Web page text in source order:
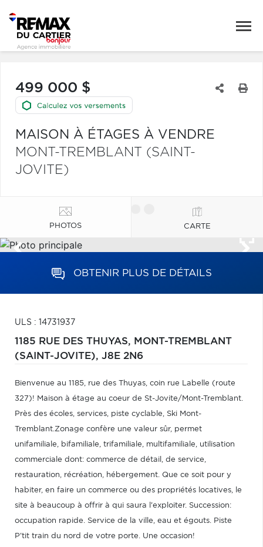
499 000 $
MAISON À ÉTAGES À VENDRE
MONT-TREMBLANT (SAINT-
JOVITE)
PHOTOS CARTE
OBTENIR PLUS DE DÉTAILS
ULS : 14731937
1185 RUE DES THUYAS, MONT-TREMBLANT
(SAINT-JOVITE), J8E 2N6
Bienvenue au 1185, rue des Thuyas, coin rue Labelle (route
327)! Maison à étage au coeur de St-Jovite/Mont-Tremblant.
Près des écoles, services, piste cyclable, Ski Mont-
Tremblant.Zonage confère une valeur sûr, permet
unifamiliale, bifamiliale, trifamiliale, multifamiliale, utilisation
commerciale dont: commerce de détail, de service,
restauration, récréation, hébergement. Que ce soit pour y
habiter, en faire un commerce ou des propriétés locatives, le
site à beaucoup à offrir à qui saura l'exploiter. Succession:
occupation rapide. Service de la ville, eau et égouts. Piste
P'tit train du nord de votre porte. Une occasion!